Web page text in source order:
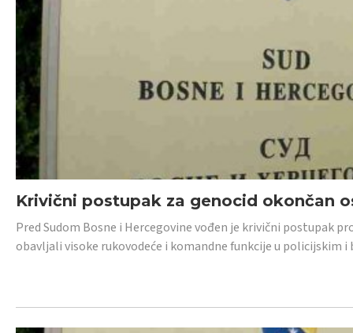
Krivični postupak za genocid okončan
Pred Sudom Bosne i Hercegovine vođen je krivični postupak
obavljali visoke rukovodeće i komandne funkcije u policijskim